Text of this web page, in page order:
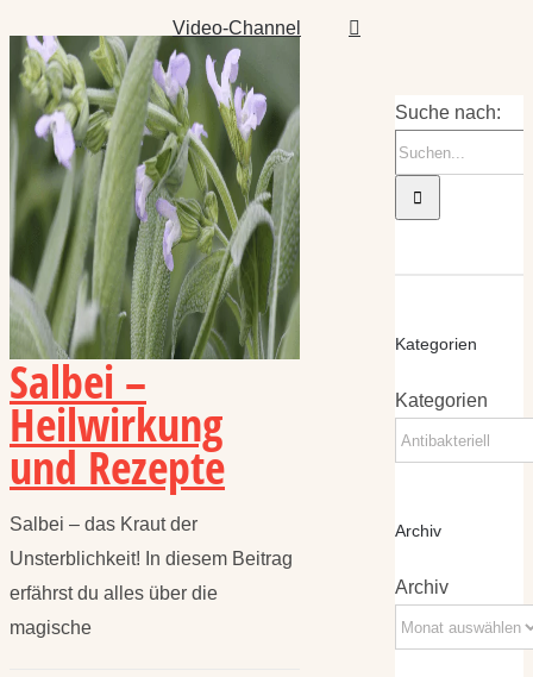
Video-Channel
Salbei –
Heilwirkung
und Rezepte
Salbei – das Kraut der
Unsterblichkeit! In diesem Beitrag
erfährst du alles über die
magische
Suche nach:
Kategorien
Kategorien
Archiv
Archiv